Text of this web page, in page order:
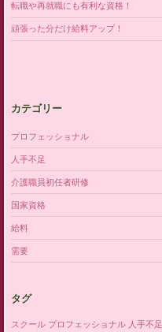
転職や再就職にも有利な資格！
頑張った分だけ給料アップ！
カテゴリー
プロフェッショナル
人手不足
介護職員初任者研修
国家資格
給料
需要
タグ
スクール プロフェッショナル 人手不足